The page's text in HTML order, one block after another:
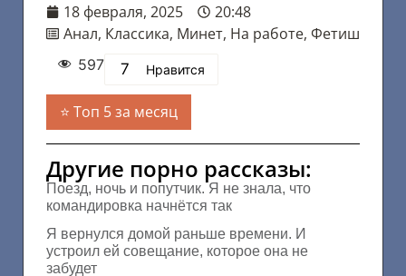
18 февраля, 2025
20:48
Анал, Классика, Минет, На работе, Фетиш
597 7 Нравится
Топ 5 за месяц
Другие порно рассказы:
Поезд, ночь и попутчик. Я не знала, что
командировка начнётся так
Я вернулся домой раньше времени. И
устроил ей совещание, которое она не
забудет